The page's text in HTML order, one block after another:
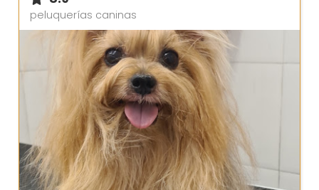
peluquerías caninas